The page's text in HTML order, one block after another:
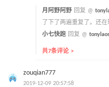
月阿野阿野 回复 @
了下了两遍重复了。还
小七快跑 回复 @
共7条评论 >
zouqian777
2019-12-09 20:57:58